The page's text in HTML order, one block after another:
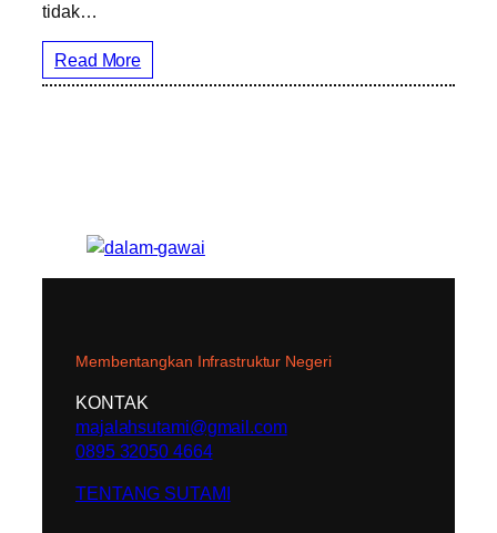
tidak…
Read More
Membentangkan Infrastruktur Negeri
KONTAK
majalahsutami@gmail.com
0895 32050 4664
TENTANG SUTAMI